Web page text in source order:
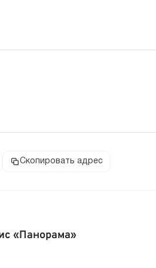
Скопировать адрес
«Панорама»